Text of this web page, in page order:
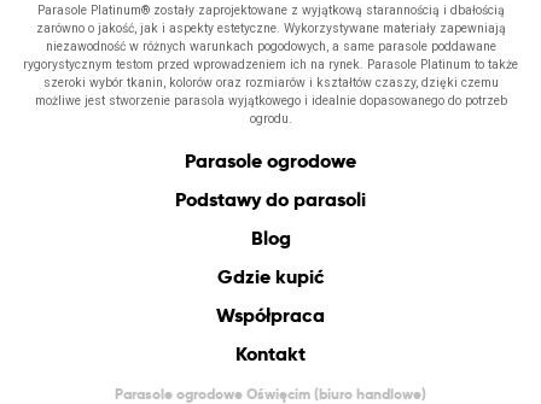
Parasole Platinum® zostały zaprojektowane z wyjątkową starannością i dbałością
zarówno o jakość, jak i aspekty estetyczne. Wykorzystywane materiały zapewniają
niezawodność w różnych warunkach pogodowych, a same parasole poddawane
rygorystycznym testom przed wprowadzeniem ich na rynek. Parasole Platinum to także
szeroki wybór tkanin, kolorów oraz rozmiarów i kształtów czaszy, dzięki czemu
możliwe jest stworzenie parasola wyjątkowego i idealnie dopasowanego do potrzeb
ogrodu.
Parasole ogrodowe
Podstawy do parasoli
Blog
Gdzie kupić
Współpraca
Kontakt
Parasole ogrodowe Oświęcim (biuro handlowe)